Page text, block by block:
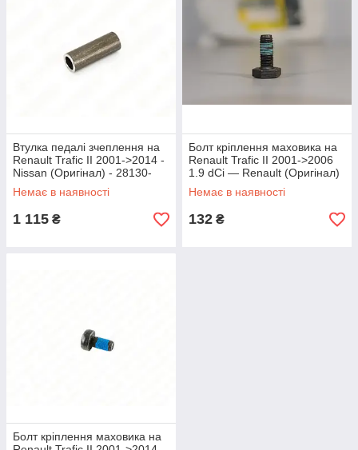
Втулка педалі зчеплення на
Renault Trafic II 2001->2014 -
Nissan (Оригінал) - 28130-
00Q0F
Немає в наявності
1 115 ₴
Болт кріплення маховика на
Renault Trafic II 2001->2006
1.9 dCi — Renault (Оригінал)
- 7700709182
Немає в наявності
132 ₴
Болт кріплення маховика на